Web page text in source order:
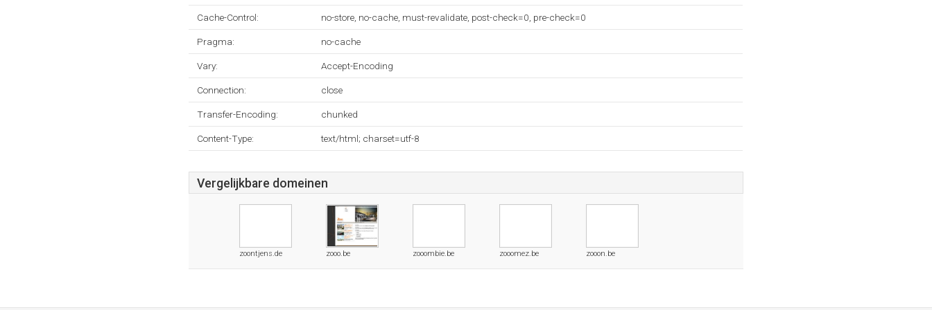
Cache-Control: no-store, no-cache, must-revalidate, post-check=0, pre-check=0
Pragma: no-cache
Vary: Accept-Encoding
Connection: close
Transfer-Encoding: chunked
Content-Type: text/html; charset=utf-8
Vergelijkbare domeinen
zoontjens.de zooo.be zooombie.be zooomez.be zooon.be